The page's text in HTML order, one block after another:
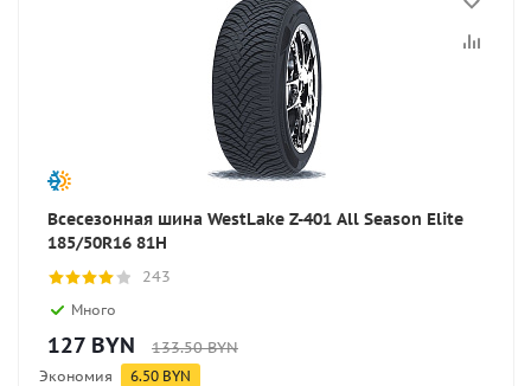
Всесезонная шина WestLake Z-401 All Season Elite
185/50R16 81H
243
Много
127 BYN 133.50BYN
Экономия 6.50 BYN